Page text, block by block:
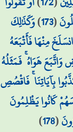
(
173
)وَكَذَٰلِكَ
مِنْهَا فَأَتْبَعَهُ
وَاتَّبَعَ هَوَاهُ ۚ فَمَثَلُهُ
بِآيَاتِنَا ۚ فَاقْصُصِ
كَانُوا يَظْلِمُونَ
(
178
)